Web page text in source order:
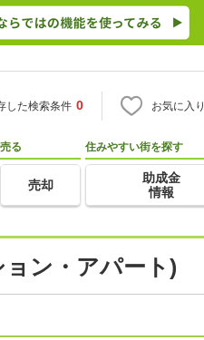
した検索条件 0 お気に入り
売る
売却
住みやすい街を探す
助成金
情報
ン・アパート)